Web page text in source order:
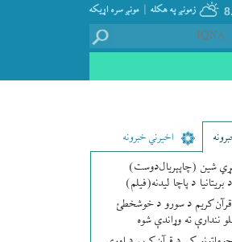
مونږ سره اړيکه | زمونږ په هکله
اخیرني خبرونه
شین (چاپېریال‌دوست)
د پاچا لیدنه(فیلم)
کریم د سورو د خوشخطئ
نندارې ته وړاندې شوه